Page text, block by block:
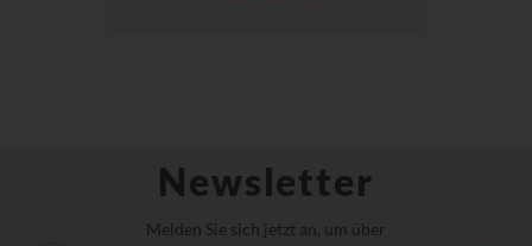
Newsletter
Melden Sie sich jetzt an, um über